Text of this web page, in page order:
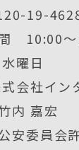
19-
10:00〜
曜日
会社イン
内 嘉宏
安委員会